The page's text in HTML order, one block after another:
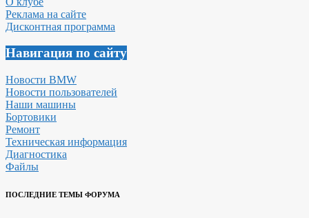
Реклама на сайте
Дисконтная программа
Навигация по сайту
Новости BMW
Новости пользователей
Наши машины
Бортовики
Ремонт
Техническая информация
Диагностика
Файлы
ПОСЛЕДНИЕ ТЕМЫ ФОРУМА